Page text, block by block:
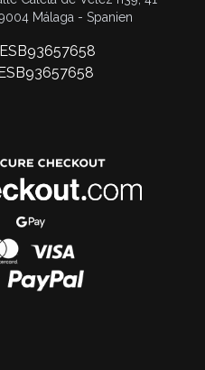
Málaga - Spanien